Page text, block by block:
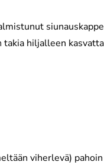
hiljalleen
viherlevä)